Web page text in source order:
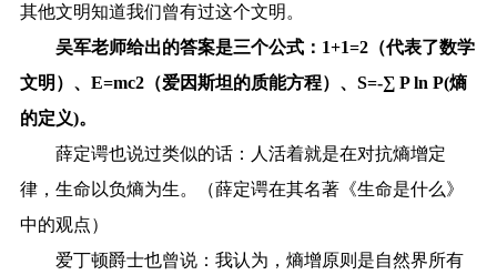
其他文明知道我们曾有过这个文明。
吴军老师给出的答案是三个公式：1+1=2（代表了数学
文明）、E=mc2（爱因斯坦的质能方程）、S=-∑ P ln P(熵
的定义)。
薛定谔也说过类似的话：人活着就是在对抗熵增定
律，生命以负熵为生。（薛定谔在其名著《生命是什么》
中的观点）
爱丁顿爵士也曾说：我认为，熵增原则是自然界所有